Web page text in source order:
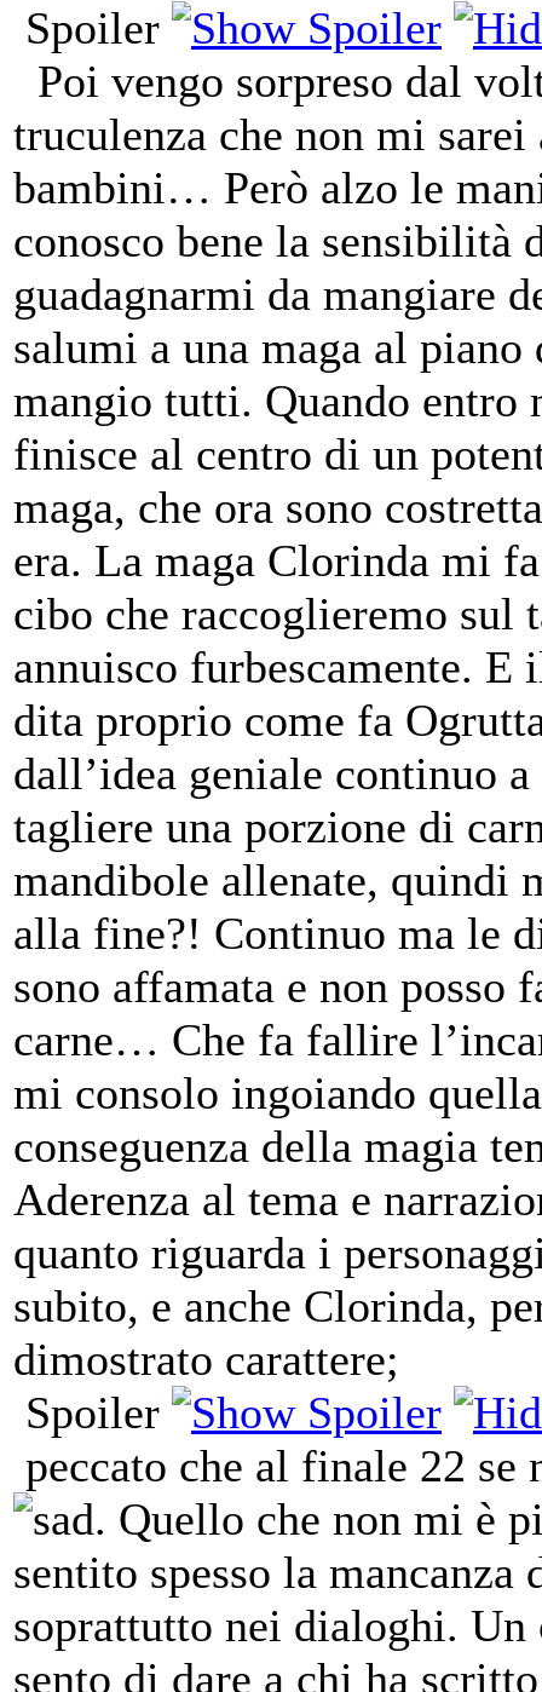
Spoiler
Poi vengo sorpreso dal
truculenza che non mi
bambini… Però alzo le
conosco bene la sensibilità
guadagnarmi da mangiare
salumi a una maga al
mangio tutti. Quando entro
finisce al centro di un
maga, che ora sono
era. La maga Clorinda mi
cibo che raccoglieremo sul
annuisco furbescamente.
dita proprio come fa
dall’idea geniale continuo
tagliere una porzione di
mandibole allenate,
alla fine?! Continuo ma le
sono affamata e non posso
carne… Che fa fallire
mi consolo ingoiando
conseguenza della magia
Aderenza al tema e
quanto riguarda i
subito, e anche Clorinda,
dimostrato carattere;
Spoiler
peccato che al finale 22 se
. Quello che non mi è
sentito spesso la
soprattutto nei dialoghi.
sento di dare a chi ha